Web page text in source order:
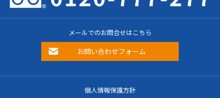
メールでのお問合せはこちら
お問い合わせフォーム
個人情報保護方針